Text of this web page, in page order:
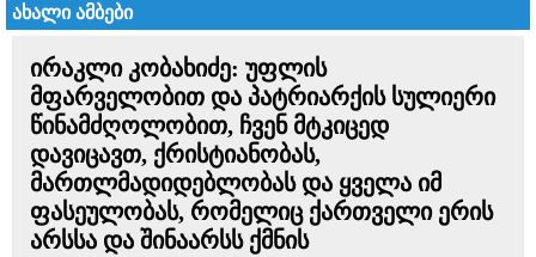
ახალი ამბები
ირაკლი კობახიძე: უფლის
მფარველობით და პატრიარქის სულიერი
წინამძღოლობით, ჩვენ მტკიცედ
დავიცავთ, ქრისტიანობას,
მართლმადიდებლობას და ყველა იმ
ფასეულობას, რომელიც ქართველი ერის
არსსა და შინაარსს ქმნის